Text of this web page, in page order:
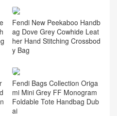
2026 Fendi Women Bag Ho
Burgundy Cowhide Leather
Crossbody Bag
Fendi New Peekaboo Handb